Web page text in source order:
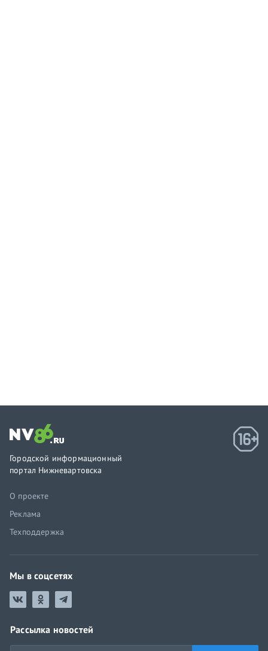
Городской информационный
портал Нижневартовска
О проекте
Реклама
Техподдержка
Мы в соцсетях
Рассылка новостей